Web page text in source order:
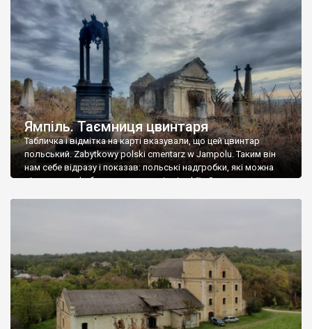
Ямпіль. Таємниця цвинтаря
Табличка і відмітка на карті вказували, що цей цвинтар
польський. Zabytkowy polski cmentarz w Jampolu. Таким він
нам себе відразу і показав: польські надгробки, які можна
віднести до фабричних, польські епітафії… Загалом цвинтар